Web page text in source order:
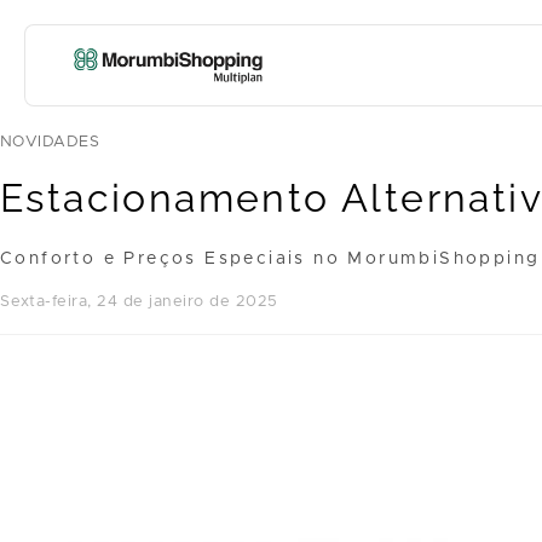
NOVIDADES
Estacionamento
Conforto e Preços Especiais no MorumbiShopping
sexta-feira, 24 de janeiro de 2025